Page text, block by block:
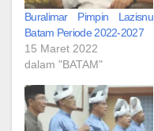
Buralimar Pimpin Lazisnu
Batam Periode 2022-2027
15 Maret 2022
dalam "BATAM"